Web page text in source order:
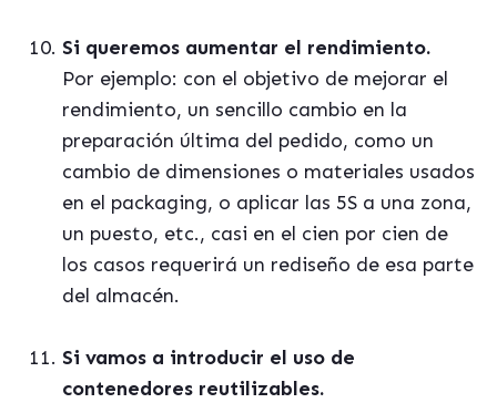
Si queremos aumentar el rendimiento.
Por ejemplo: con el objetivo de mejorar el
rendimiento, un sencillo cambio en la
preparación última del pedido, como un
cambio de dimensiones o materiales usados
en el packaging, o aplicar las 5S a una zona,
un puesto, etc., casi en el cien por cien de
los casos requerirá un rediseño de esa parte
del almacén.
Si vamos a introducir el uso de
contenedores reutilizables.